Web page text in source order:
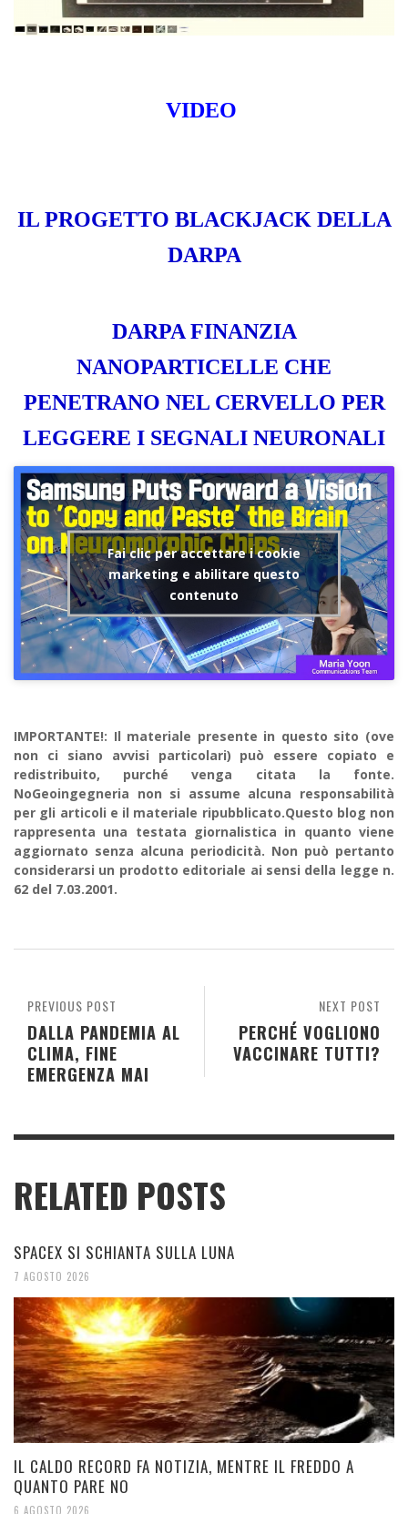
VIDEO
IL PROGETTO BLACKJACK DELLA
DARPA
DARPA FINANZIA
NANOPARTICELLE CHE
PENETRANO NEL CERVELLO PER
LEGGERE I SEGNALI NEURONALI
Fai clic per accettare i cookie
marketing e abilitare questo
contenuto
IMPORTANTE!: Il materiale presente in questo sito (ove
non ci siano avvisi particolari) può essere copiato e
redistribuito, purché venga citata la fonte.
NoGeoingegneria non si assume alcuna responsabilità
per gli articoli e il materiale ripubblicato.Questo blog non
rappresenta una testata giornalistica in quanto viene
aggiornato senza alcuna periodicità. Non può pertanto
considerarsi un prodotto editoriale ai sensi della legge n.
62 del 7.03.2001.
NEXT POST
PERCHÉ VOGLIONO
VACCINARE TUTTI?
PREVIOUS POST
DALLA PANDEMIA AL
CLIMA, FINE
EMERGENZA MAI
RELATED POSTS
SPACEX SI SCHIANTA SULLA LUNA
7 AGOSTO 2026
IL CALDO RECORD FA NOTIZIA, MENTRE IL FREDDO A
QUANTO PARE NO
6 AGOSTO 2026